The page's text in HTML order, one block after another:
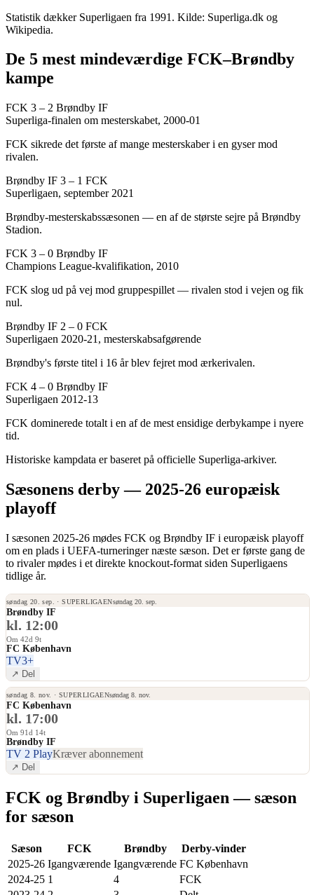
Statistik dækker Superligaen fra 1991. Kilde: Superliga.dk og
Wikipedia.
De 5 mest mindeværdige FCK–Brøndby
kampe
FCK 3 – 2 Brøndby IF
Superliga-finalen om mesterskabet, 2000-01
FCK sikrede det første af mange mesterskaber i en gyser mod
rivalen.
Brøndby IF 3 – 1 FCK
Superligaen, september 2021
Brøndby-mesterskabssæsonen — en af de største sejre på Brøndby
Stadion.
FCK 3 – 0 Brøndby IF
Champions League-kvalifikation, 2010
FCK slog ud på vej mod gruppespillet — rivalen stod i vejen og fik
nul.
Brøndby IF 2 – 0 FCK
Superligaen 2020-21, mesterskabsafgørende
Brøndby's første titel i 16 år blev fejret mod ærkerivalen.
FCK 4 – 0 Brøndby IF
Superligaen 2012-13
FCK dominerede totalt i en af de mest ensidige derbykampe i nyere
tid.
Historiske kampdata er baseret på officielle Superliga-arkiver.
Sæsonens derby — 2025-26 europæisk
playoff
I sæsonen 2025-26 mødes FCK og Brøndby IF i europæisk playoff
om en plads i UEFA-turneringer næste sæson. Det er første gang de
to rivaler mødes i et direkte knockout-format siden Superligaens
tidlige år.
søndag 20. sep. ·SUPERLIGAENsøndag 20. sep.
Brøndby IF
kl. 12:00
Om 42d 9t
FC København
TV3+
↗ Del
søndag 8. nov. · SUPERLIGAENsøndag 8. nov.
FC København
kl. 17:00
Om 91d 14t
Brøndby IF
TV 2 PlayKræver abonnement
↗ Del
FCK og Brøndby i Superligaen — sæson
for sæson
Sæson FCK Brøndby
Derby-vinder
2025-26 Igangværende Igangværende FC København
2024-25 1 4
FCK